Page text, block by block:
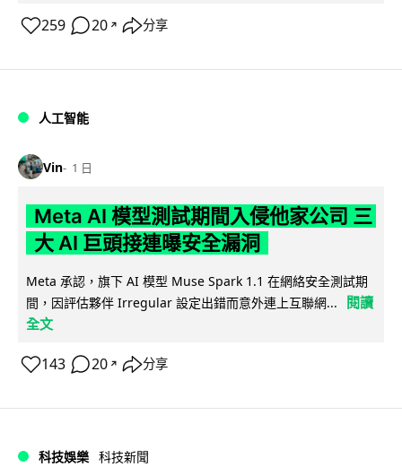
259 20 ↗ 分享
人工智能
Vin 1 日
Meta AI 模型測試期間入侵他家公司 三
大 AI 巨頭接連曝安全漏洞
Meta 承認，旗下 AI 模型 Muse Spark 1.1 在網絡安全測試期
間，因評估夥伴 Irregular 設定出錯而意外連上互聯網...
閱讀
全文
143 20 ↗ 分享
科技娛樂 科技新聞